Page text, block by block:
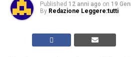
Published 12 anni ago on 19
By Redazione Leggere:tutti